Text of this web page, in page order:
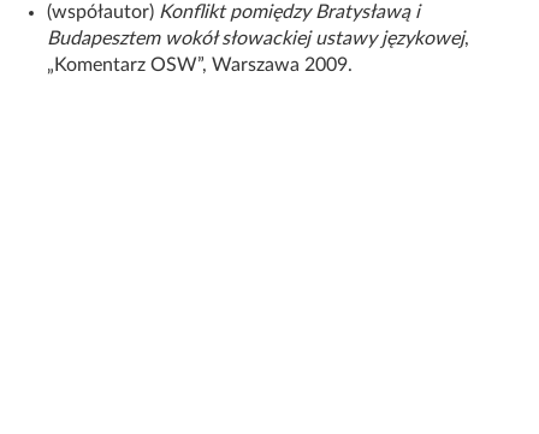
(współautor) Konflikt pomiędzy Bratysławą i
Budapesztem wokół słowackiej ustawy językowej,
„Komentarz OSW”, Warszawa 2009.